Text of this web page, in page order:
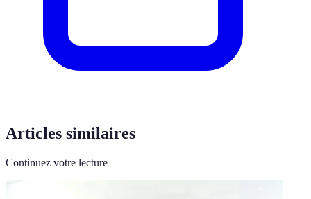
Articles similaires
Continuez votre lecture